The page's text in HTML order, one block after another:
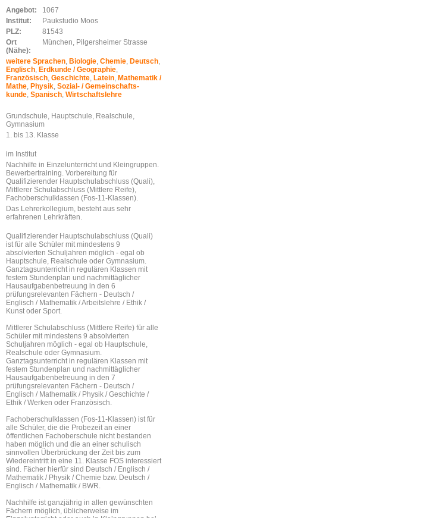
Angebot:
1067
Institut:
Paukstudio Moos
PLZ:
81543
Ort
(Nähe):
München, Pilgersheimer Strasse
weitere Sprachen, Biologie, Chemie, Deutsch,
Englisch, Erdkunde / Geographie,
Französisch, Geschichte, Latein, Mathematik /
Mathe, Physik, Sozial- / Gemeinschafts-
kunde, Spanisch, Wirtschaftslehre
Grundschule, Hauptschule, Realschule,
Gymnasium
1. bis 13. Klasse
im Institut
Nachhilfe in Einzelunterricht und Kleingruppen.
Bewerbertraining. Vorbereitung für
Qualifizierender Hauptschulabschluss (Quali),
Mittlerer Schulabschluss (Mittlere Reife),
Fachoberschulklassen (Fos-11-Klassen).
Das Lehrerkollegium, besteht aus sehr
erfahrenen Lehrkräften.
Qualifizierender Hauptschulabschluss (Quali)
ist für alle Schüler mit mindestens 9
absolvierten Schuljahren möglich - egal ob
Hauptschule, Realschule oder Gymnasium.
Ganztagsunterricht in regulären Klassen mit
festem Stundenplan und nachmittäglicher
Hausaufgabenbetreuung in den 6
prüfungsrelevanten Fächern - Deutsch /
Englisch / Mathematik / Arbeitslehre / Ethik /
Kunst oder Sport.
Mittlerer Schulabschluss (Mittlere Reife) für alle
Schüler mit mindestens 9 absolvierten
Schuljahren möglich - egal ob Hauptschule,
Realschule oder Gymnasium.
Ganztagsunterricht in regulären Klassen mit
festem Stundenplan und nachmittäglicher
Hausaufgabenbetreuung in den 7
prüfungsrelevanten Fächern - Deutsch /
Englisch / Mathematik / Physik / Geschichte /
Ethik / Werken oder Französisch.
Fachoberschulklassen (Fos-11-Klassen) ist für
alle Schüler, die die Probezeit an einer
öffentlichen Fachoberschule nicht bestanden
haben möglich und die an einer schulisch
sinnvollen Überbrückung der Zeit bis zum
Wiedereintritt in eine 11. Klasse FOS interessiert
sind. Fächer hierfür sind Deutsch / Englisch /
Mathematik / Physik / Chemie bzw. Deutsch /
Englisch / Mathematik / BWR.
Nachhilfe ist ganzjährig in allen gewünschten
Fächern möglich, üblicherweise im